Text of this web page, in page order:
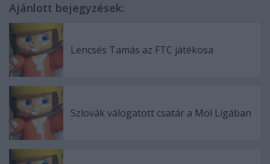
Ajánlott bejegyzések:
Lencsés Tamás az FTC játékosa
Szlovák válogatott csatár a Mol Ligában